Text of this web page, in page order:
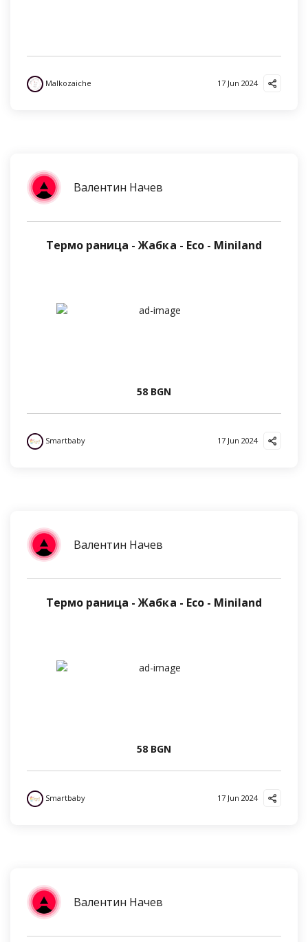
Malkozaiche 17 Jun 2024
Валентин Начев
Термо раница - Жабка - Eco - Miniland
58 BGN
Smartbaby 17 Jun 2024
Валентин Начев
Термо раница - Жабка - Eco - Miniland
58 BGN
Smartbaby 17 Jun 2024
Валентин Начев